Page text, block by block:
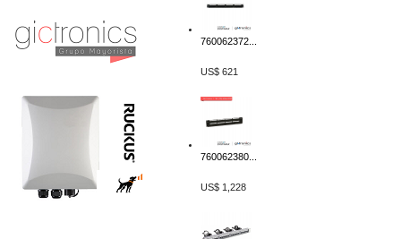
760062372...
US$ 621
760062380...
US$ 1,228